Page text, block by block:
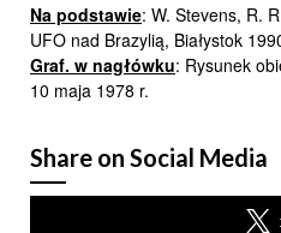
Na podstawie: W. Stevens, R.
UFO nad Brazylią, Białystok
Graf. w nagłówku: Rysunek
10 maja 1978 r.
Share on Social Media